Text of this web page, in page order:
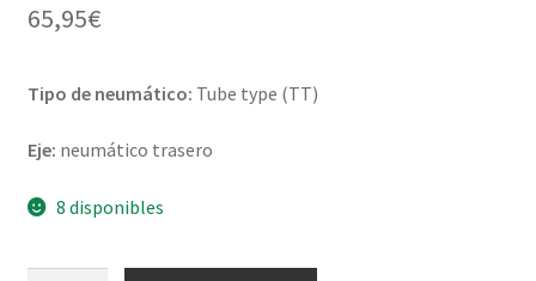
65,95€
Tipo de neumático: Tube type (TT)
Eje: neumático trasero
8 disponibles